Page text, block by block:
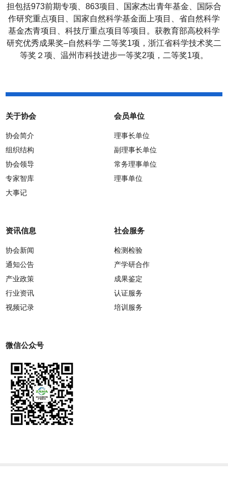
担包括973前期专项、 863项目、国家杰出青年基金、国际合
作研究重点项目、国家自然科学基金面上项目、省自然科学
基金杰青项目、科技厅重点项目等项目。获教育部高校科学
研究优秀成果奖–自然科学 二等奖1项，浙江省科学技术奖二
等奖２项、温州市科技进步一等奖2项，二等奖1项。
关于协会
协会简介
组织结构
协会领导
专家智库
大事记
会员单位
理事长单位
副理事长单位
常务理事单位
理事单位
资讯信息
协会新闻
通知公告
产业政策
行业资讯
视频记录
社会服务
检测检验
产学研合作
成果鉴定
认证服务
培训服务
微信公众号